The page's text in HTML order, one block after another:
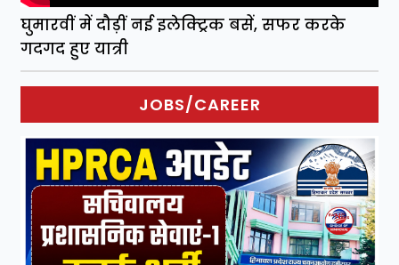
घुमारवीं में दौड़ीं नई इलेक्ट्रिक बसें, सफर करके
गदगद हुए यात्री
JOBS/CAREER